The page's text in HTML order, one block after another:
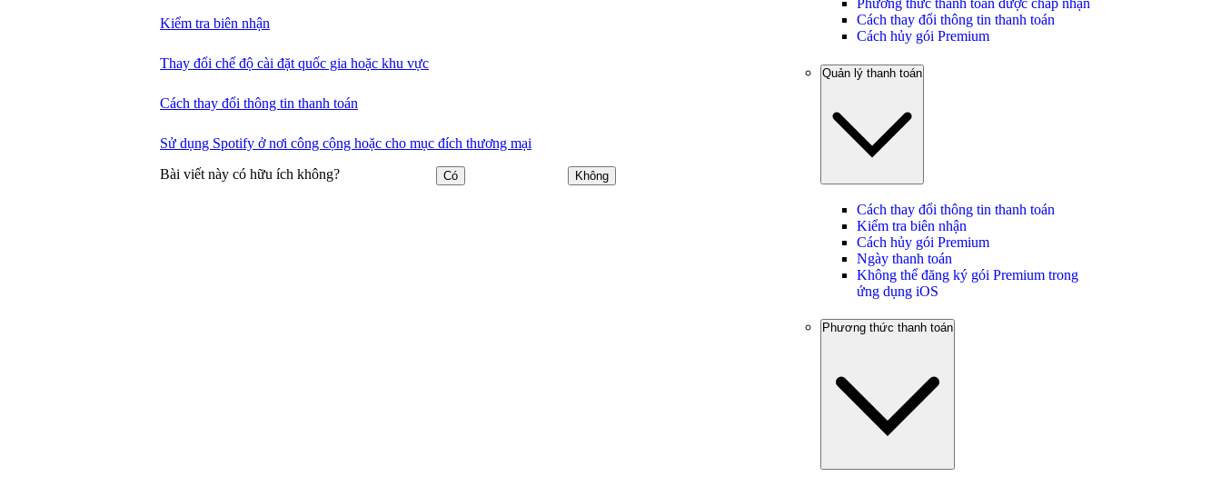
Kiểm tra biên nhận
Thay đổi chế độ cài đặt quốc gia hoặc khu vực
Cách thay đổi thông tin thanh toán
Sử dụng Spotify ở nơi công cộng hoặc cho mục đích thương mại
Bài viết này có hữu ích không? Có Không
Phương thức thanh toán được chấp nhận
Cách thay đổi thông tin thanh toán
Cách hủy gói Premium
Quản lý thanh toán
Cách thay đổi thông tin thanh toán
Kiểm tra biên nhận
Cách hủy gói Premium
Ngày thanh toán
Không thể đăng ký gói Premium trong
ứng dụng iOS
Phương thức thanh toán